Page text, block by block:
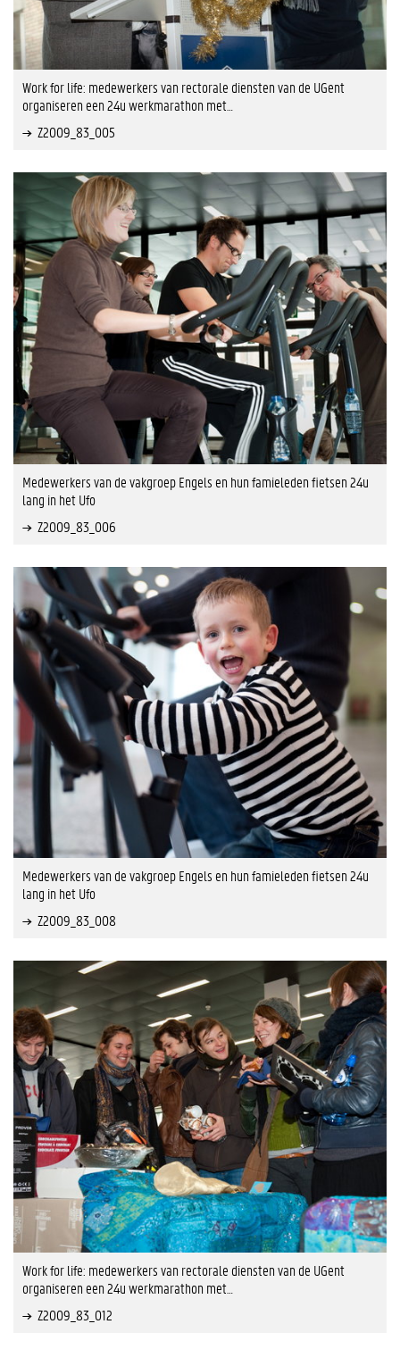
Work for life: medewerkers van rectorale diensten van de UGent
organiseren een 24u werkmarathon met…
Z2009_83_005
Medewerkers van de vakgroep Engels en hun famieleden fietsen 24u
lang in het Ufo
Z2009_83_006
Medewerkers van de vakgroep Engels en hun famieleden fietsen 24u
lang in het Ufo
Z2009_83_008
Work for life: medewerkers van rectorale diensten van de UGent
organiseren een 24u werkmarathon met…
Z2009_83_012